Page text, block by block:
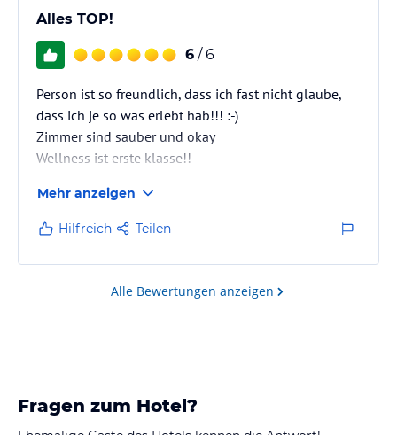
Alles TOP!
6 / 6
Person ist so freundlich, dass ich fast nicht glaube,
dass ich je so was erlebt hab!!! :-)
Zimmer sind sauber und okay
Wellness ist erste klasse!!
Mehr anzeigen
Hilfreich Teilen
Alle Bewertungen anzeigen
Fragen zum Hotel?